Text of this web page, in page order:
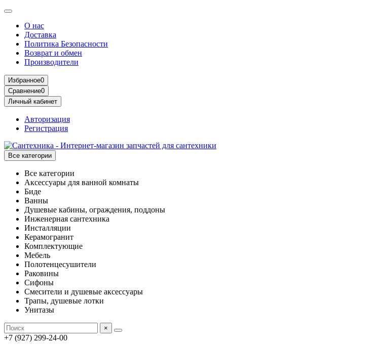
О нас
Доставка
Политика Безопасности
Возврат и обмен
Производители
Избранное0
Сравнение0
Личный кабинет
Авторизация
Регистрация
Все категории
Все категории
Аксессуары для ванной комнаты
Биде
Ванны
Душевые кабины, ограждения, поддоны
Инженерная сантехника
Инсталляции
Керамогранит
Комплектующие
Мебель
Полотенцесушители
Раковины
Сифоны
Смесители и душевые аксессуары
Трапы, душевые лотки
Унитазы
×
+7 (927) 299-24-00